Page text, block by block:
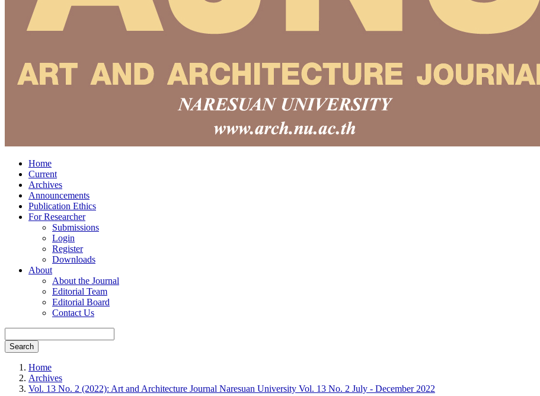
Home
Current
Archives
Announcements
Publication Ethics
For Researcher
Submissions
Login
Register
Downloads
About
About the Journal
Editorial Team
Editorial Board
Contact Us
Search
Home
Archives
Vol. 13 No. 2 (2022): Art and Architecture Journal Naresuan University Vol. 13 No. 2 July - December 2022